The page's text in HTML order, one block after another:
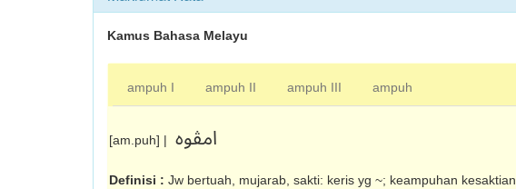
Kamus Bahasa Melayu
ampuh I ampuh II ampuh III ampuh
[am.puh] | امڤوه
Definisi : Jw bertuah, mujarab, sakti: keris yg ~; keampuhan kesaktian,